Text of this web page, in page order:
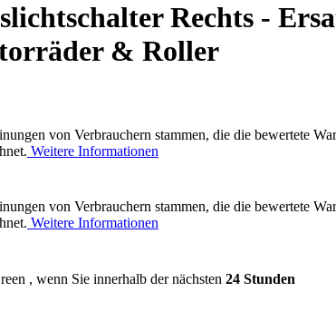
Rechts -
& Roller
von Verbrauchern stammen, die die bewertete
Weitere Informationen
von Verbrauchern stammen, die die bewertete
Weitere Informationen
, wenn Sie innerhalb der nächsten 24 Stunden